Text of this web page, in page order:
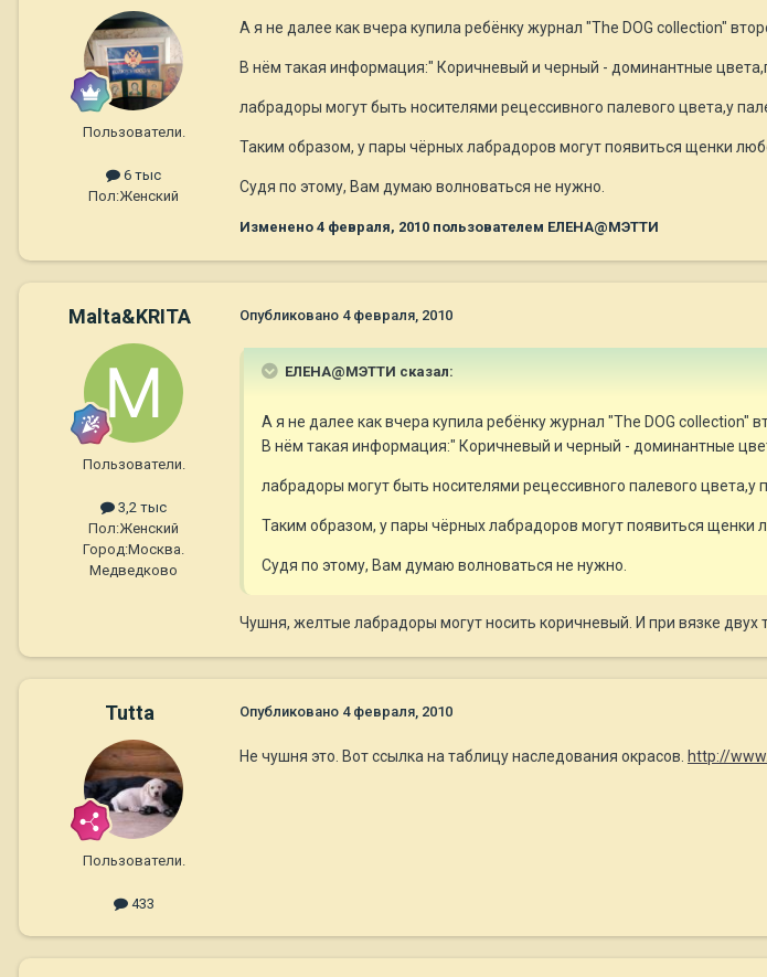
Пользователи.
6 тыс
Пол:Женский
А я не далее как вчера купила ребёнку журнал "The DOG collection"
В нём такая информация:" Коричневый и черный - доминантные
лабрадоры могут быть носителями рецессивного палевого цвета,у
Таким образом, у пары чёрных лабрадоров могут появиться щенки
Судя по этому, Вам думаю волноваться не нужно.
Изменено 4 февраля, 2010 пользователем ЕЛЕНА@МЭТТИ
Malta&KRITA
Пользователи.
3,2 тыс
Пол:Женский
Город:Москва.
Медведково
Опубликовано 4 февраля, 2010
ЕЛЕНА@МЭТТИ сказал:
А я не далее как вчера купила ребёнку журнал "The DOG collection"
В нём такая информация:" Коричневый и черный - доминантные
лабрадоры могут быть носителями рецессивного палевого цвета,у
Таким образом, у пары чёрных лабрадоров могут появиться щенки
Судя по этому, Вам думаю волноваться не нужно.
Чушня, желтые лабрадоры могут носить коричневый. И при вязке двух
Tutta
Пользователи.
433
Опубликовано 4 февраля, 2010
Не чушня это. Вот ссылка на таблицу наследования окрасов. http://